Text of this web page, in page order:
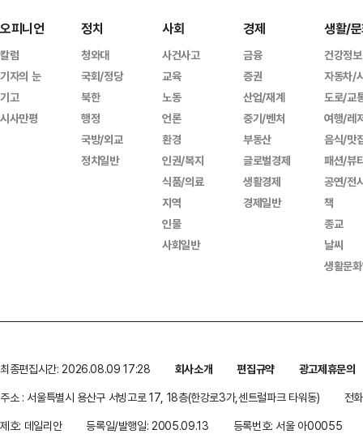
오피니언
칼럼
기자의 눈
기고
시사만평
정치
청와대
국회/정당
북한
행정
국방/외교
정치일반
사회
사건사고
교육
노동
언론
환경
인권/복지
식품/의료
지역
인물
사회일반
경제
금융
증권
산업/재계
중기/벤처
부동산
글로벌경제
생활경제
경제일반
생활/
건강정보
자동차/
도로/교
여행/레
음식/맛
패션/뷰
공연/전
책
종교
날씨
생활문
최종편집시간: 2026.08.09 17:28 회사소개 편집규약
광고제휴문의
주소 : 서울특별시 용산구 서빙고로 17, 18층(한강로3가,센트럴파크 타워동)
전
제호: 데일리안
등록일/발행일: 2005.09.13 등록번호: 서울 아00055